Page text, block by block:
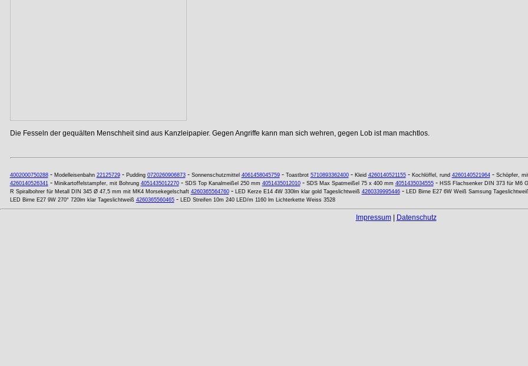
Die Fesseln der gequälten Menschheit sind aus Kanzleipapier. Gegen Angriffe kann man sich wehren, gegen Lob ist man machtlos.
4002000750288- Modelleisenbahn 22125729- Pudding 0720260906873- Sonnenschutzmittel 4061458045759- Toastbrot 5710893362400- Kleid 4260140521155- Kochlöffel, rund 4260140521964- Schöpfer,
4260140526341- Minikartoffelstampfer, mit Bohrung 4051435012270- SDS Top Kanalmeißel 250 mm 4051435012010- SDS Max Spatmeißel 75 x 400 mm 4051435034555- HSS Flachsenker DIN 373 für M6
R Spiralbohrer für Metall DIN 345 Ø 47,5 mm mit MK4 Morsekegelschaft 4260365564760- LED Kerze E14 4W 330lm klar gold Tageslichtweiß 4260339995446- LED Birne E27 6W Weiß Samsung
LED Birne E27 9W 270° 720lm klar Tageslichtweiß 4260365560465- LED Streifen 10m 240 LED/m 1160 lm Lichterkette Weiss 3528
Impressum| Datenschutz